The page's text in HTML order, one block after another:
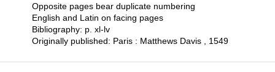
Opposite pages bear duplicate numbering
English and Latin on facing pages
Bibliography: p. xl-lv
Originally published: Paris : Matthews Davis , 1549